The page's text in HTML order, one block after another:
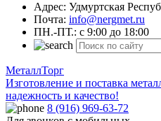
Адрес: Удмуртская
Почта: info@nergmet.ru
ПН.-ПТ.: с 9:00 до 18:00
МеталлТорг
Изготовление и поставка
надежность и качество!
8 (916) 969-63-72